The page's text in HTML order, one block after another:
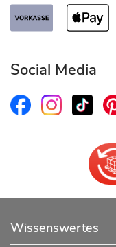
Social Media
Wissenswertes